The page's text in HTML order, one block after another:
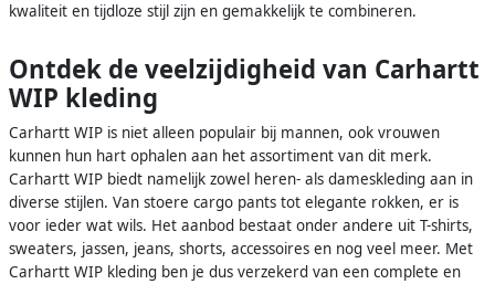
kwaliteit en tijdloze stijl zijn en gemakkelijk te combineren.
Ontdek de veelzijdigheid van Carhartt
WIP kleding
Carhartt WIP is niet alleen populair bij mannen, ook vrouwen
kunnen hun hart ophalen aan het assortiment van dit merk.
Carhartt WIP biedt namelijk zowel heren- als dameskleding aan in
diverse stijlen. Van stoere cargo pants tot elegante rokken, er is
voor ieder wat wils. Het aanbod bestaat onder andere uit T-shirts,
sweaters, jassen, jeans, shorts, accessoires en nog veel meer. Met
Carhartt WIP kleding ben je dus verzekerd van een complete en